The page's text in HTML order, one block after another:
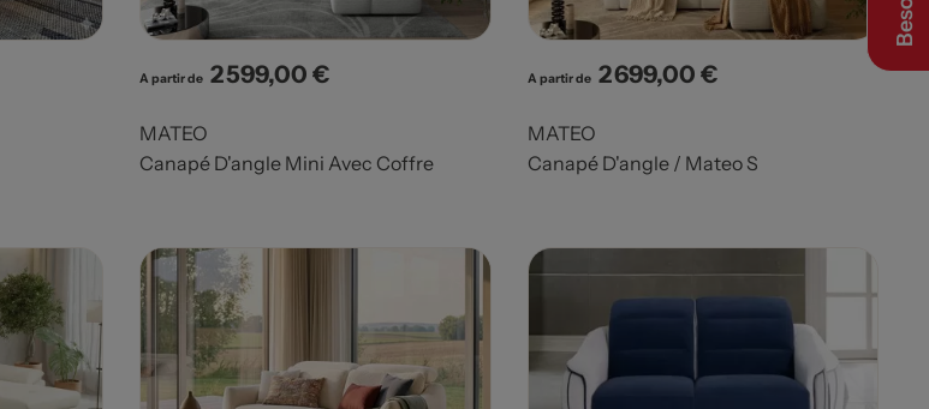
A partir de Prix
2 599,00 €
MATEO
Canapé D'angle Mini Avec Coffre
A partir de Prix
2 699,00 €
MATEO
Canapé D'angle / Mateo S